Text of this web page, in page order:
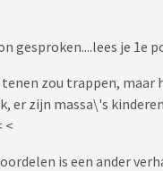
gesproken....lees je 1e
zou trappen, maar
er zijn massa\'s
<
is een ander